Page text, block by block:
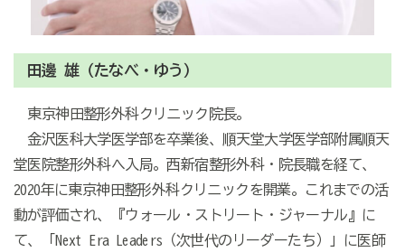
田邊 雄（たなべ・ゆう）
東京神田整形外科クリニック院長。
金沢医科大学医学部を卒業後、順天堂大学医学部附属順天
堂医院整形外科へ入局。西新宿整形外科・院長職を経て、
2020年に東京神田整形外科クリニックを開業。これまでの活
動が評価され、『ウォール・ストリート・ジャーナル』に
て、「Next Era Leaders（次世代のリーダーたち）」に医師